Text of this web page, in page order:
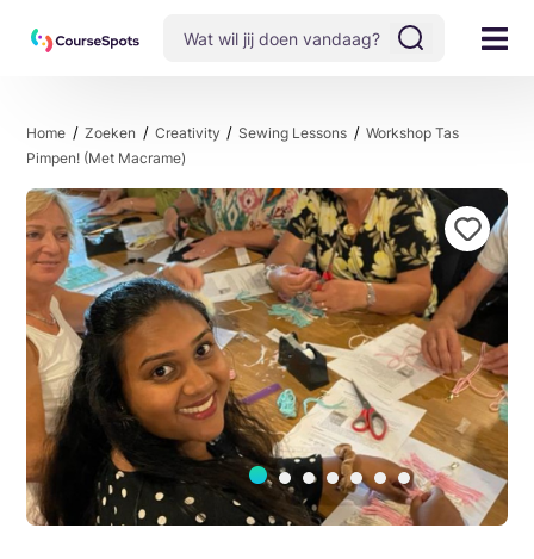
Home Zoeken Creativity Sewing Lessons
Workshop Tas
Pimpen! (met Macrame)